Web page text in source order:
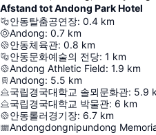
Afstand tot Andong Park Hotel
안동탈춤공연장: 0.4 km
Andong: 0.7 km
안동체육관: 0.8 km
안동문화예술의 전당: 1 km
Andong Athletic Field: 1.9 km
Andong: 5.5 km
국립경국대학교 솔뫼문화관: 5.9
국립경국대학교 박물관: 6 km
안동롤러경기장: 6.7 km
Andongdongnipundong